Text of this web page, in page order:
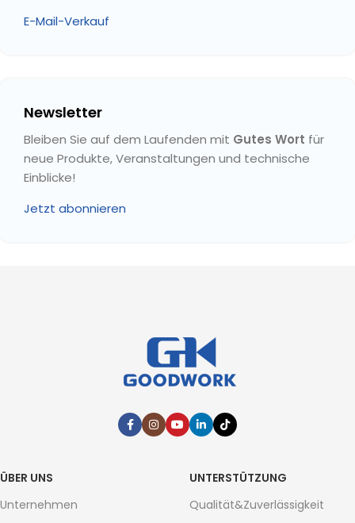
E-Mail-Verkauf
Newsletter
Bleiben Sie auf dem Laufenden mit Gutes Wort für
neue Produkte, Veranstaltungen und technische
Einblicke!
Jetzt abonnieren
ÜBER UNS
Unternehmen
UNTERSTÜTZUNG
Qualität&Zuverlässigkeit